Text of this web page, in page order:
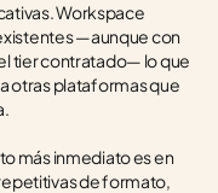
Workspace
—aunque con
tier contratado— lo que
otras plataformas que
más inmediato es en
de formato,